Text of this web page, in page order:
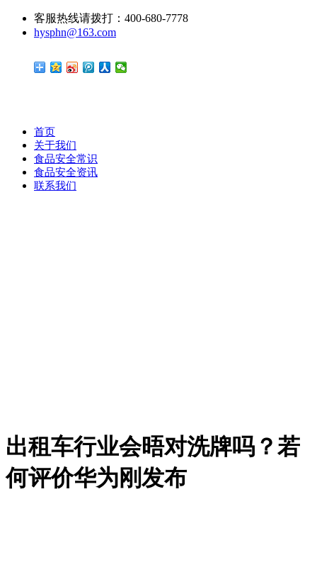
客服热线请拨打：400-680-7778
hysphn@163.com
首页
关于我们
食品安全常识
食品安全资讯
联系我们
出租车行业会晤对洗牌吗？若
何评价华为刚发布